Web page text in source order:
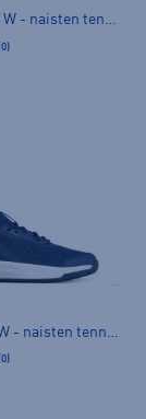
Intrigue Tour W - naisten tenniskengät
(0)
(0)